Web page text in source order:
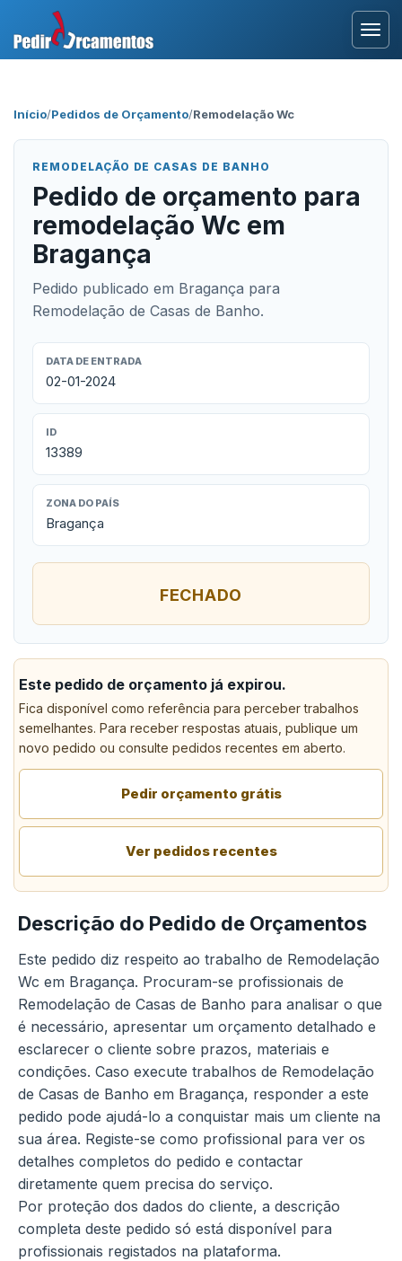
Início/Pedidos de Orçamento/Remodelação Wc
REMODELAÇÃO DE CASAS DE BANHO
Pedido de orçamento para
remodelação Wc em
Bragança
Pedido publicado em Bragança para
Remodelação de Casas de Banho.
DATA DE ENTRADA
02-01-2024
ID
13389
ZONA DO PAÍS
Bragança
FECHADO
Este pedido de orçamento já expirou.
Fica disponível como referência para perceber trabalhos
semelhantes. Para receber respostas atuais, publique um
novo pedido ou consulte pedidos recentes em aberto.
Pedir orçamento grátis
Ver pedidos recentes
Descrição do Pedido de Orçamentos
Este pedido diz respeito ao trabalho de Remodelação
Wc em Bragança. Procuram-se profissionais de
Remodelação de Casas de Banho para analisar o que
é necessário, apresentar um orçamento detalhado e
esclarecer o cliente sobre prazos, materiais e
condições. Caso execute trabalhos de Remodelação
de Casas de Banho em Bragança, responder a este
pedido pode ajudá-lo a conquistar mais um cliente na
sua área. Registe-se como profissional para ver os
detalhes completos do pedido e contactar
diretamente quem precisa do serviço.
Por proteção dos dados do cliente, a descrição
completa deste pedido só está disponível para
profissionais registados na plataforma.
Área Profissional
Como Funciona?
Testemunhos